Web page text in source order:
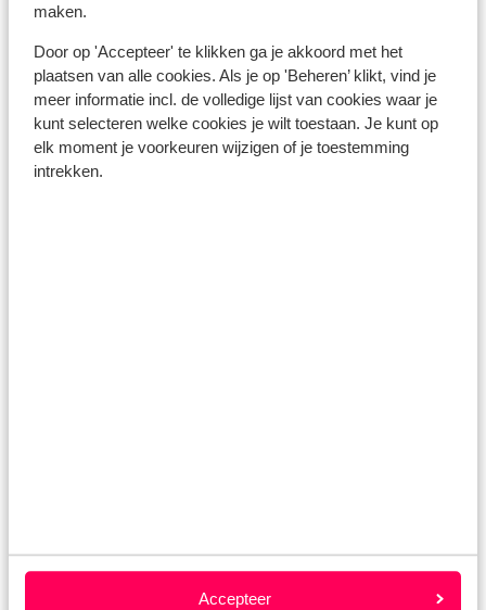
maken.
Door op 'Accepteer' te klikken ga je akkoord met het
plaatsen van alle cookies. Als je op 'Beheren’ klikt, vind je
meer informatie incl. de volledige lijst van cookies waar je
kunt selecteren welke cookies je wilt toestaan. Je kunt op
elk moment je voorkeuren wijzigen of je toestemming
intrekken.
Accepteer
Amalfikust
De Amalfikust wordt beschouwd als één van de
mooiste kustlijnen van Europa. Geniet van de
prachtige kustroutes en eeuwenoude charmante
stadjes die tegen de steile kliffen zijn gebouwd. En
dan zijn er ook nog de indrukwekkende uitzichten
op zee, de leuke terrasjes en natuurlijk het heerlijke
eten…
Een van de leukste uitjes die ik heb gedaan tijdens
mijn bezoekjes aan Campania: de eilandjes Capri,
Ischia &amp; Procida! Op het jetset eiland Capri